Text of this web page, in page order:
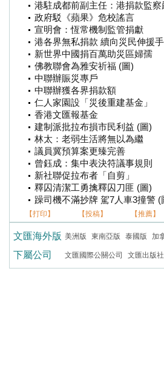
港駐成都前副主任：港捐款監察
政府駁《蘋果》危校謠言
宣明會：恆常機制監管捐獻
港各界無私捐款 續向災民伸援
新世界中國捐百萬助災區婦孺
佛教聯會為雅安祈福 (圖)
中聯辦賑災專戶
中聯辦獲各界捐款額
仁人家園設「災後重建基金」
香港文匯報基金
建制派批拉布損市民利益 (圖)
林太：老弱生活將無以為繼
議員冀預算案更臻完善
曾鈺成：集中表決符議事規則
新社聯促拉布者「自剪」
釋囚清潔工勇擒釋囚刀匪 (圖)
躁司機不滿抄牌 駕7人車3撞警 (
【打印】 【投稿】 【推薦】
文匯海外版 美洲版 東南亞版 泰國版 加
下屬公司 文匯國際公關公司 文匯出版社